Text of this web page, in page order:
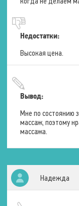
Типы программ
Количество
Размеры (в
Длина
Ширина
Высота
Длина
Ширина
Недостатки:
Высокая цена.
Вывод:
Мне по состоянию
массаж, поэтому
массажа.
Надежда